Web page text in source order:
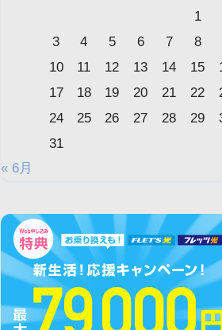
1
3
4 5 6 7 8
10
11 12 13 14 15
17
18 19 20 21 22
24
25 26 27 28 29
31
« 6月